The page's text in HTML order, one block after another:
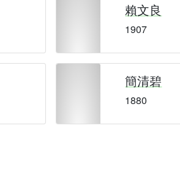
賴文良
1907
簡清碧
1880